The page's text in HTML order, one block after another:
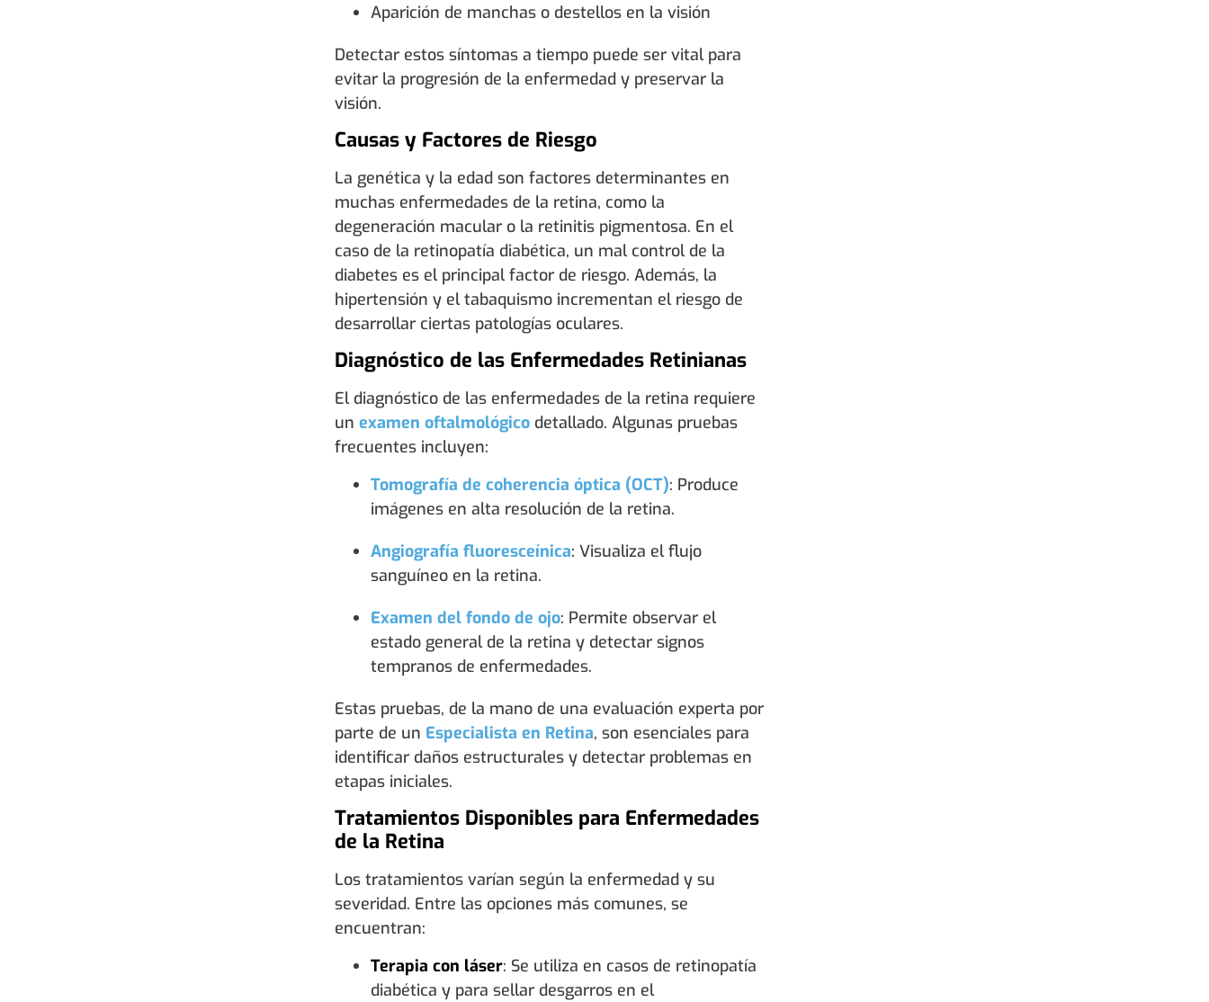
Aparición de manchas o destellos en la visión
Detectar estos síntomas a tiempo puede ser vital para
evitar la progresión de la enfermedad y preservar la
visión.
Causas y Factores de Riesgo
La genética y la edad son factores determinantes en
muchas enfermedades de la retina, como la
degeneración macular o la retinitis pigmentosa. En el
caso de la retinopatía diabética, un mal control de la
diabetes es el principal factor de riesgo. Además, la
hipertensión y el tabaquismo incrementan el riesgo de
desarrollar ciertas patologías oculares.
Diagnóstico de las Enfermedades Retinianas
El diagnóstico de las enfermedades de la retina requiere
un examen oftalmológico detallado. Algunas pruebas
frecuentes incluyen:
Tomografía de coherencia óptica (OCT): Produce
imágenes en alta resolución de la retina.
Angiografía fluoresceínica: Visualiza el flujo
sanguíneo en la retina.
Examen del fondo de ojo: Permite observar el
estado general de la retina y detectar signos
tempranos de enfermedades.
Estas pruebas, de la mano de una evaluación experta por
parte de un Especialista en Retina, son esenciales para
identificar daños estructurales y detectar problemas en
etapas iniciales.
Tratamientos Disponibles para Enfermedades
de la Retina
Los tratamientos varían según la enfermedad y su
severidad. Entre las opciones más comunes, se
encuentran:
Terapia con láser: Se utiliza en casos de retinopatía
diabética y para sellar desgarros en el